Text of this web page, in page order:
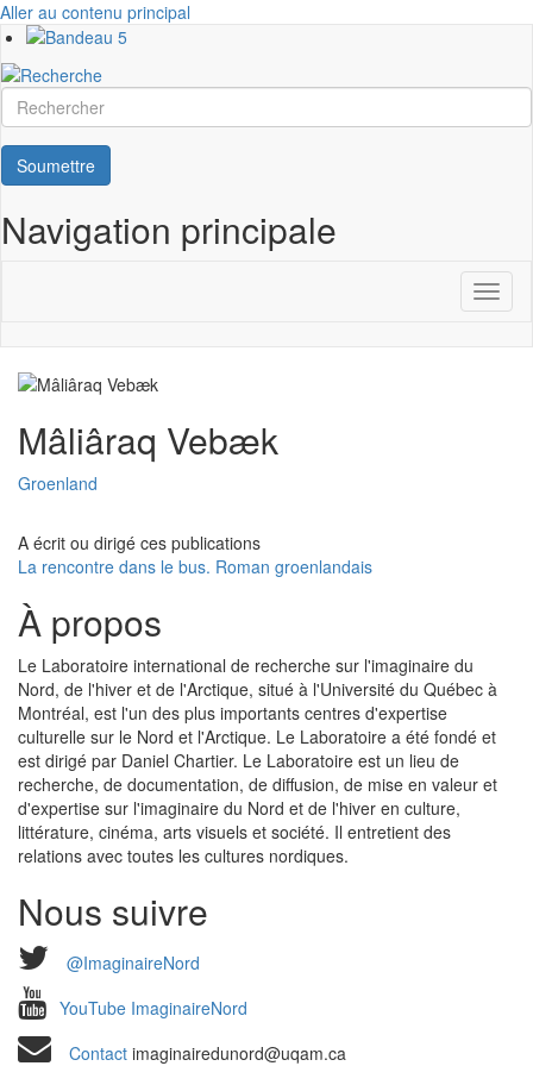
Aller au contenu principal
Rechercher
Soumettre
Navigation principale
Mâliâraq Vebæk
Groenland
A écrit ou dirigé ces publications
La rencontre dans le bus. Roman groenlandais
À propos
Le Laboratoire international de recherche sur l'imaginaire du
Nord, de l'hiver et de l'Arctique, situé à l'Université du Québec à
Montréal, est l'un des plus importants centres d'expertise
culturelle sur le Nord et l'Arctique. Le Laboratoire a été fondé et
est dirigé par Daniel Chartier. Le Laboratoire est un lieu de
recherche, de documentation, de diffusion, de mise en valeur et
d'expertise sur l'imaginaire du Nord et de l'hiver en culture,
littérature, cinéma, arts visuels et société. Il entretient des
relations avec toutes les cultures nordiques.
Nous suivre
@ImaginaireNord
YouTube ImaginaireNord
Contact imaginairedunord@uqam.ca